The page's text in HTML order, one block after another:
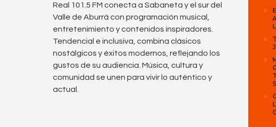
Real 101.5 FM conecta a Sabaneta y el sur del
Valle de Aburrá con programación musical,
entretenimiento y contenidos inspiradores.
Tendencial e inclusiva, combina clásicos
nostálgicos y éxitos modernos, reflejando los
gustos de su audiencia. Música, cultura y
comunidad se unen para vivir lo auténtico y
actual.